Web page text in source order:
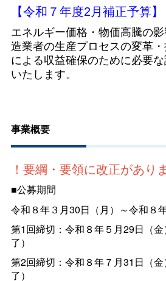
【令和７年度2月補正予算】
エネルギー価格・物価高騰の
造業者の生産プロセスの変革
による収益確保のために必要
いたします。
事業概要
！要綱・要領に改正があり
■公募期間
令和８年３月30日（月）～令和８
第1回締切：令和８年５月29日（
了）
第2回締切：令和８年７月31日（
了）